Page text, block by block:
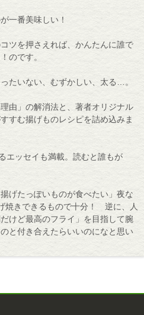
一番美味しい！
ツを押さえれば、かんたんに誰で
のです。
たいない、むずかしい、太る…。
由」の解消法と、著者オリジナル
すむ揚げものレシピを詰め込みま
エッセイも満載。読むと誰もが
げたっぽいものが食べたい」夜な
焼きできるもので十分！ 逆に、人
けど最高のフライ」を目指して腕
と付き合えたらいいのになと思い